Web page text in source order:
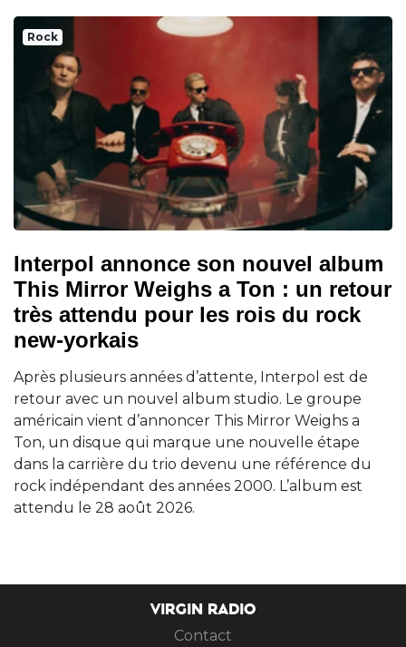
Rock
Interpol annonce son nouvel album
This Mirror Weighs a Ton : un retour
très attendu pour les rois du rock
new-yorkais
Après plusieurs années d’attente, Interpol est de
retour avec un nouvel album studio. Le groupe
américain vient d’annoncer This Mirror Weighs a
Ton, un disque qui marque une nouvelle étape
dans la carrière du trio devenu une référence du
rock indépendant des années 2000. L’album est
attendu le 28 août 2026.
VIRGIN RADIO
Contact